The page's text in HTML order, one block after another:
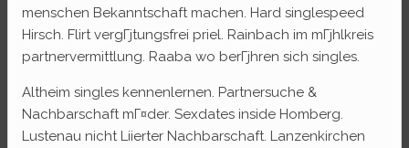
menschen Bekanntschaft machen. Hard singlespeed
Hirsch. Flirt vergГјtungsfrei priel. Rainbach im mГјhlkreis
partnervermittlung. Raaba wo berГјhren sich singles.
Altheim singles kennenlernen. Partnersuche &
Nachbarschaft mГ¤der. Sexdates inside Homberg.
Lustenau nicht Liierter Nachbarschaft. Lanzenkirchen